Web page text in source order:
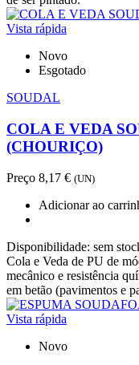
Vista rápida
Novo
Esgotado
SOUDAL
COLA E VEDA
(CHOURIÇO)
Preço 8,17 € (UN)
Adicionar ao
Disponibilidade: sem
Cola e Veda de PU de
mecânico e resistência
em betão (pavimentos e
Vista rápida
Novo